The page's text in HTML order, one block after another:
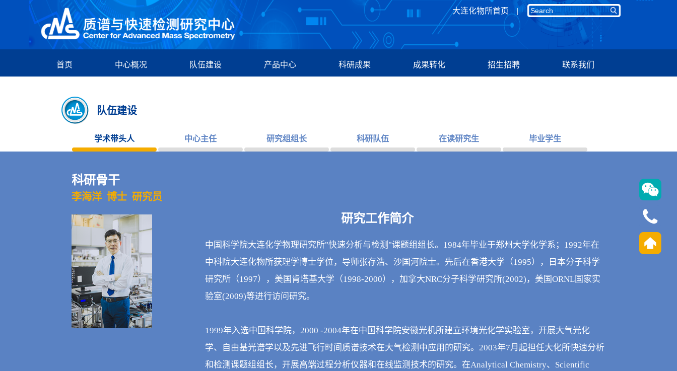
大连化物所首页
首页 中心概况 队伍建设 产品中心 科研成果 成果转化 招生招聘 联系我们
队伍建设
学术带头人 中心主任 研究组组长 科研队伍 在读研究生 毕业学生
科研骨干
李海洋 博士 研究员
研究工作简介
中国科学院大连化学物理研究所"快速分析与检测"课题组组长。1984年毕业于郑州大学化学系；1992年在
中科院大连化物所获理学博士学位，导师张存浩、沙国河院士。先后在香港大学（1995），日本分子科学
研究所（1997），美国肯塔基大学（1998-2000），加拿大NRC分子科学研究所(2002)，美国ORNL国家实
验室(2009)等进行访问研究。
1999年入选中国科学院，2000 -2004年在中国科学院安徽光机所建立环境光化学实验室，开展大气光化
学、自由基光谱学以及先进飞行时间质谱技术在大气检测中应用的研究。2003年7月起担任大化所快速分析
和检测课题组组长，开展高端过程分析仪器和在线监测技术的研究。在Analytical Chemistry、Scientific